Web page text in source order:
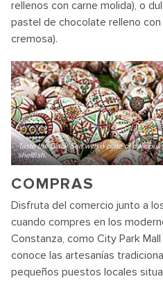
rellenos con carne molida), o
pastel de chocolate relleno
cremosa).
Taste the Black Sea with a plate of
shellfish.
COMPRAS
Disfruta del comercio junto a
cuando compres en los
Constanza, como City Park
conoce las artesanías
pequeños puestos locales